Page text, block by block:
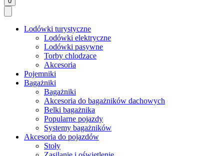
Lodówki turystyczne
Lodówki elektryczne
Lodówki pasywne
Torby chlodzace
Akcesoria
Pojemniki
Bagażniki
Bagażniki
Akcesoria do bagażników dachowych
Belki bagażnika
Popularne pojazdy
Systemy bagażników
Akcesoria do pojazdów
Stoły